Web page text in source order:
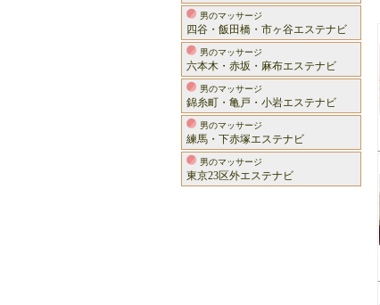
男のマッサージ
四谷・飯田橋・市ヶ谷エステナビ
男のマッサージ
六本木・赤坂・麻布エステナビ
男のマッサージ
錦糸町・亀戸・小岩エステナビ
男のマッサージ
練馬・下赤塚エステナビ
男のマッサージ
東京23区外エステナビ